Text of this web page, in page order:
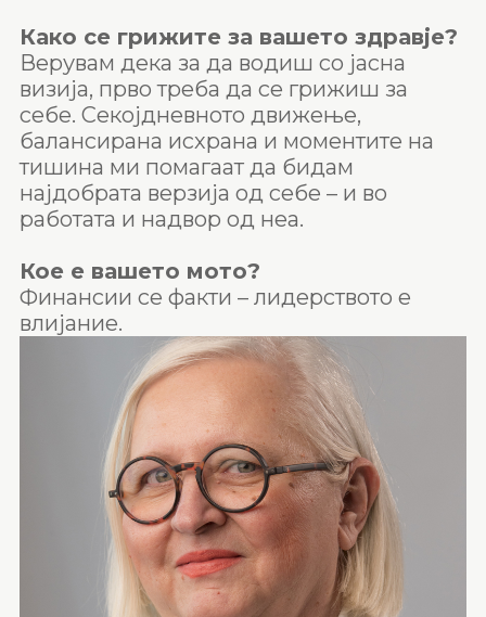
Како се грижите за вашето здравје?
Верувам дека за да водиш со јасна
визија, прво треба да се грижиш за
себе. Секојдневното движење,
балансирана исхрана и моментите на
тишина ми помагаат да бидам
најдобрата верзија од себе – и во
работата и надвор од неа.
Кое е вашето мото?
Финансии се факти – лидерството е
влијание.